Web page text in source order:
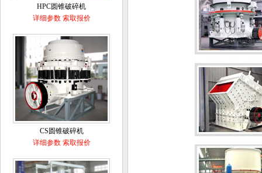
HPC圆锥破碎机
详细参数 索取报价
CS圆锥破碎机
详细参数 索取报价